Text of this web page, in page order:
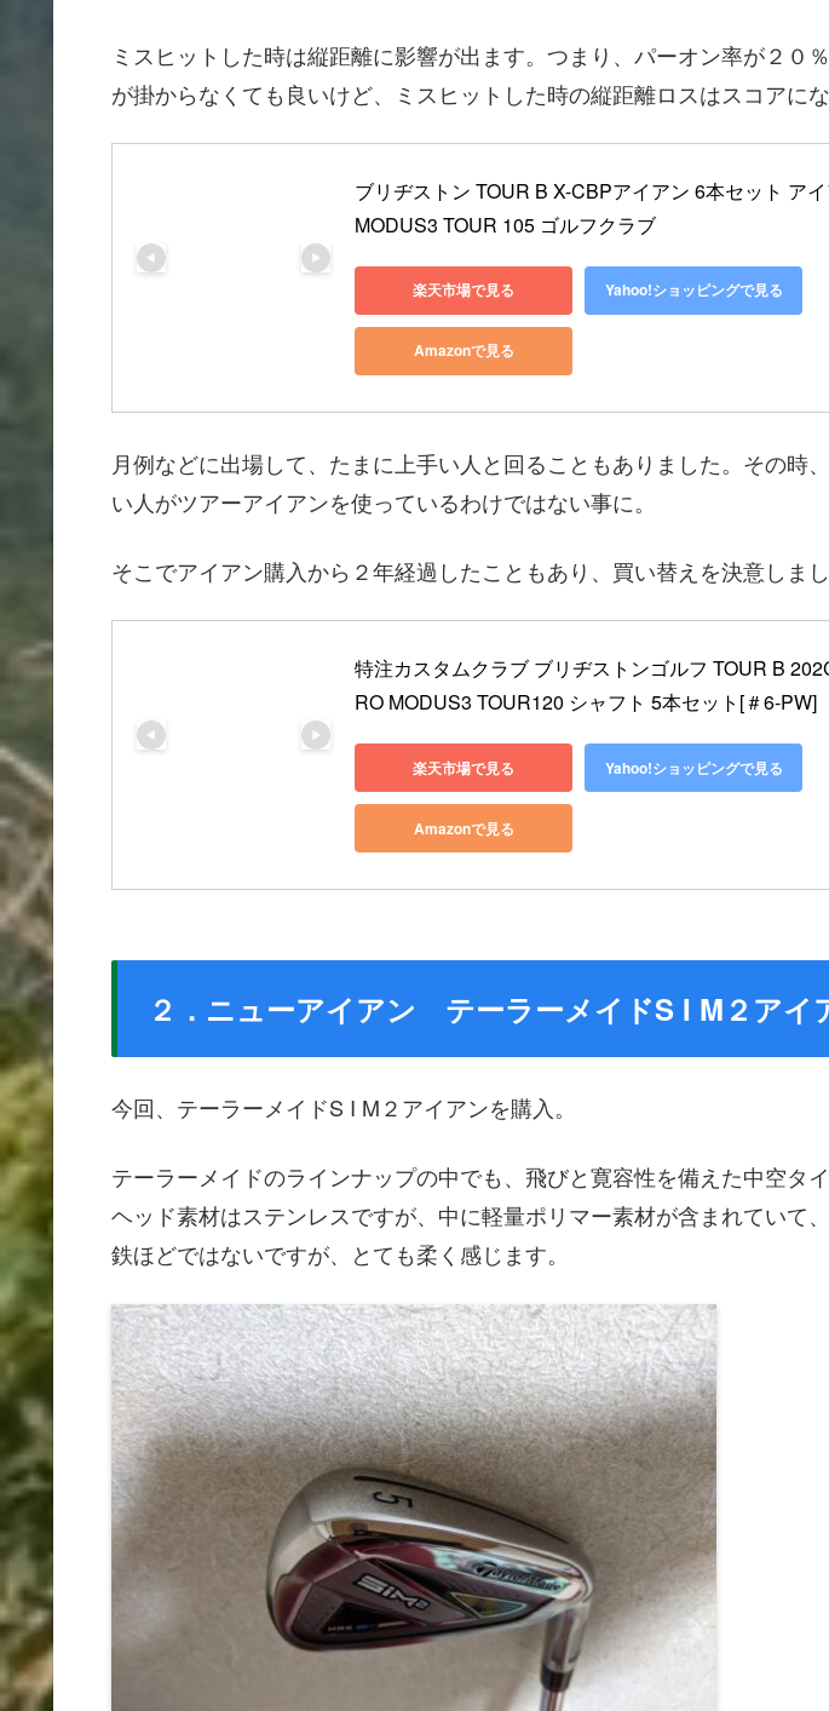
ミスヒットした時は縦距離に影響が出ます。つまり、パーオン率が２０
が掛からなくても良いけど、ミスヒットした時の縦距離ロスはスコアにな
ブリヂストン TOUR B X-CBPアイアン 6本セット ア
MODUS3 TOUR 105 ゴルフクラブ
楽天市場で見る Yahoo!ショッピングで見る
Amazonで見る
月例などに出場して、たまに上手い人と回ることもありました。その時
い人がツアーアイアンを使っているわけではない事に。
そこでアイアン購入から２年経過したこともあり、買い替えを決意しまし
特注カスタムクラブ ブリヂストンゴルフ TOUR B
RO MODUS3 TOUR120 シャフト 5本セット[＃6-PW]
楽天市場で見る Yahoo!ショッピングで見る
Amazonで見る
２．ニューアイアン テーラーメイドS I M２アイ
今回、テーラーメイドS I M２アイアンを購入。
テーラーメイドのラインナップの中でも、飛びと寛容性を備えた中空タイ
ヘッド素材はステンレスですが、中に軽量ポリマー素材が含まれていて
鉄ほどではないですが、とても柔く感じます。